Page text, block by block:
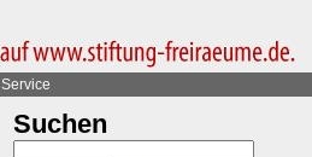
Service
Suchen